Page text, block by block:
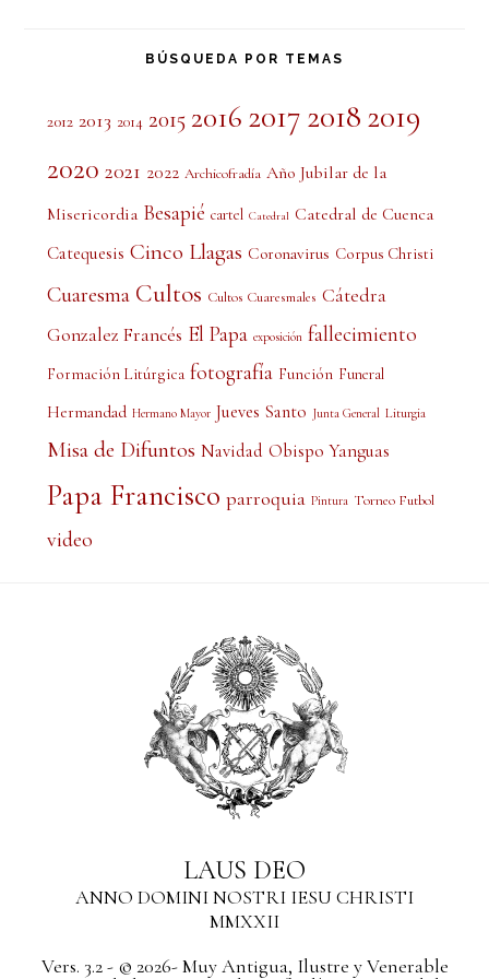
BÚSQUEDA POR TEMAS
2012 2013 2014 2015 2016 2017 2018 2019
2020 2021 2022 Archicofradía Año Jubilar de la
Misericordia Besapié cartel Catedral Catedral de Cuenca
Catequesis Cinco Llagas Coronavirus Corpus Christi
Cuaresma Cultos Cultos Cuaresmales Cátedra
Gonzalez Francés El Papa exposición fallecimiento
Formación Litúrgica fotografía Función Funeral
Hermandad Hermano Mayor Jueves Santo Junta General Liturgia
Misa de Difuntos Navidad Obispo Yanguas
Papa Francisco parroquia Pintura Torneo Futbol
video
LAUS DEO
ANNO DOMINI NOSTRI IESU CHRISTI
MMXXII
Vers. 3.2 - © 2026- Muy Antigua, Ilustre y Venerable